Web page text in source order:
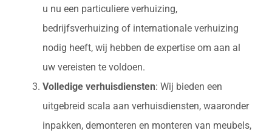
u nu een particuliere verhuizing,
bedrijfsverhuizing of internationale verhuizing
nodig heeft, wij hebben de expertise om aan al
uw vereisten te voldoen.
Volledige verhuisdiensten: Wij bieden een
uitgebreid scala aan verhuisdiensten, waaronder
inpakken, demonteren en monteren van meubels,